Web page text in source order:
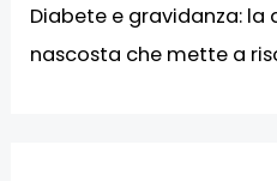
Diabete e gravidanza: la
nascosta che mette a